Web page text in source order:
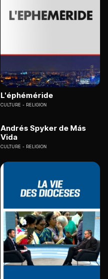
L'éphéméride
CULTURE RELIGION
Andrés Spyker de Más
Vida
CULTURE RELIGION